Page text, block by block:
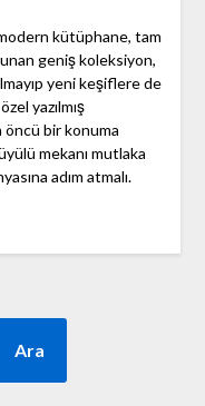
kütüphane, tam
geniş koleksiyon,
yeni keşiflere de
yazılmış
öncü bir konuma
mekanı mutlaka
adım atmalı.
Ara